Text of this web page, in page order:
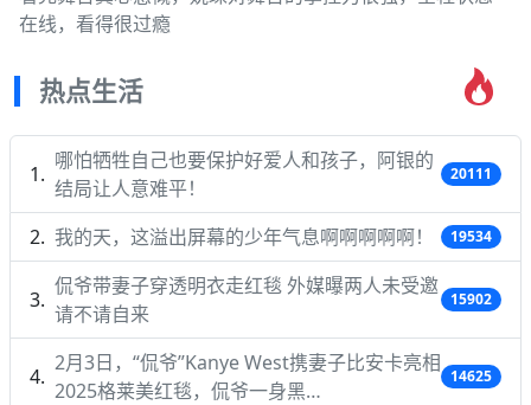
在线，看得很过瘾
热点生活
哪怕牺牲自己也要保护好爱人和孩子，阿银的
结局让人意难平！
20111
我的天，这溢出屏幕的少年气息啊啊啊啊啊！ 19534
侃爷带妻子穿透明衣走红毯 外媒曝两人未受邀
请不请自来
15902
2月3日，“侃爷”Kanye West携妻子比安卡亮相
2025格莱美红毯，侃爷一身黑…
14625